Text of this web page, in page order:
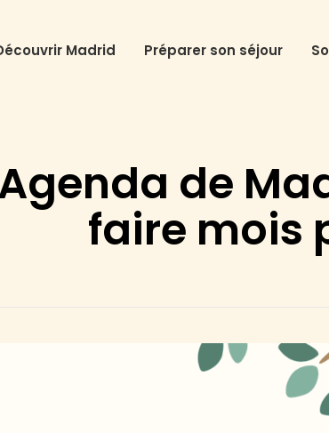
Madrid Préparer son séjour
de
faire mois